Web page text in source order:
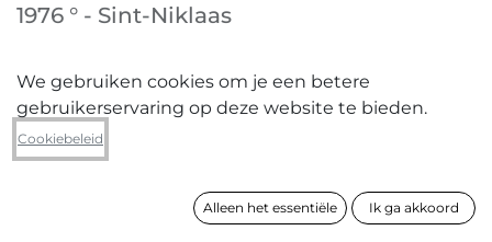
1976 ° - Sint-Niklaas
VOLGEN
Wim Wauman (geboren 1976 in Sint-Niklaas, woont
en werkt in Sint-Niklaas) omschrijft zijn werk als
We gebruiken cookies om je een betere
gebruikerservaring op deze website te bieden.
Cookiebeleid
Alleen het essentiële Ik ga akkoord